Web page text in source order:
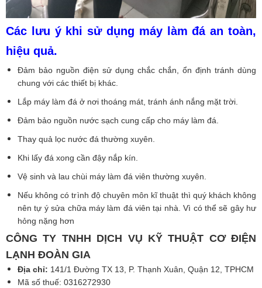
Các lưu ý khi sử dụng máy làm đá an toàn,
hiệu quả.
Đảm bảo nguồn điện sử dụng chắc chắn, ổn định tránh dùng
chung với các thiết bị khác.
Lắp máy làm đá ở nơi thoáng mát, tránh ánh nắng mặt trời.
Đảm bảo nguồn nước sạch cung cấp cho máy làm đá.
Thay quả lọc nước đá thường xuyên.
Khi lấy đá xong cần đậy nắp kín.
Vệ sinh và lau chùi máy làm đá viên thường xuyên.
Nếu không có trình độ chuyên môn kĩ thuật thì quý khách không
nên tự ý sửa chữa máy làm đá viên tại nhà. Vì có thể sẽ gây hư
hỏng nặng hơn
CÔNG TY TNHH DỊCH VỤ KỸ THUẬT CƠ ĐIỆN
LẠNH ĐOÀN GIA
Địa chỉ: 141/1 Đường TX 13, P. Thạnh Xuân, Quận 12, TPHCM
Mã số thuế: 0316272930